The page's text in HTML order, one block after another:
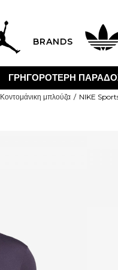
BRANDS
ΓΡΗΓΟΡΟΤΕΡΗ
Κοντομάνικη μπλούζα NIKE